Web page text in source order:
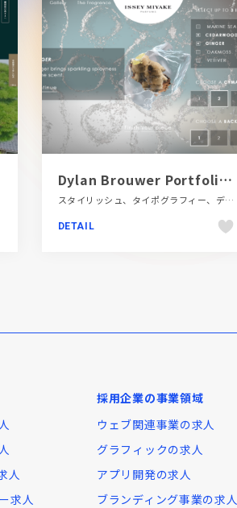
Dylan Brouwer Portfolio | Digital Designer & No-Code Developer
スタイリッシュ、タイポグラフィー、デザイン・アート・音楽・文芸、ブラック系 、ポートフォリオ、海外サイト
DETAIL
人
求人
採用企業の事業領域
ウェブ関連事業の求人
グラフィックの求人
アプリ開発の求人
ブランディング事業の求人